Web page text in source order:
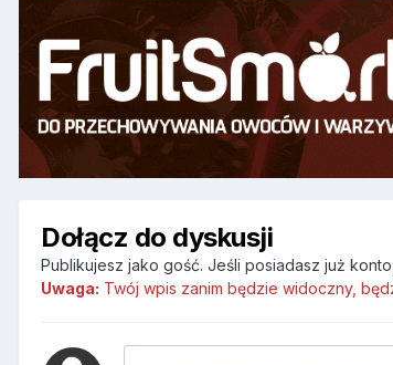
Dołącz do dyskusji
Publikujesz jako gość. Jeśli posiadasz już konto,
Uwaga: Twój wpis zanim będzie widoczny,